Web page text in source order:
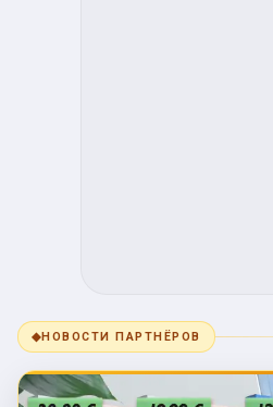
◆НОВОСТИ ПАРТНЁРОВ